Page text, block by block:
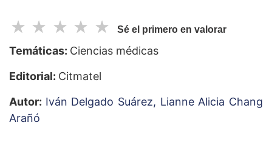
☆
☆
☆
☆
☆ Sé el primero en valorar
Temáticas: Ciencias médicas
Editorial: Citmatel
Autor: Iván Delgado Suárez, Lianne Alicia Chang
Arañó